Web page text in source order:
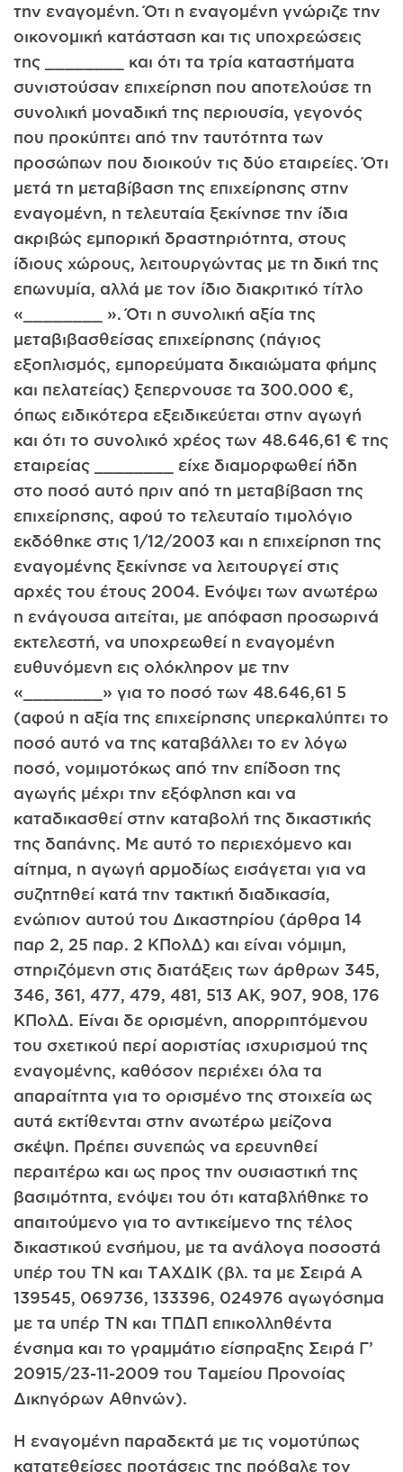
την εναγομένη. Ότι η εναγομένη γνώριζε την
οικονομική κατάσταση και τις υποχρεώσεις
της ________ και ότι τα τρία καταστήματα
συνιστούσαν επιχείρηση που αποτελούσε τη
συνολική μοναδική της περιουσία, γεγονός
που προκύπτει από την ταυτότητα των
προσώπων που διοικούν τις δύο εταιρείες. Ότι
μετά τη μεταβίβαση της επιχείρησης στην
εναγομένη, η τελευταία ξεκίνησε την ίδια
ακριβώς εμπορική δραστηριότητα, στους
ίδιους χώρους, λειτουργώντας με τη δική της
επωνυμία, αλλά με τον ίδιο διακριτικό τίτλο
«________ ». Ότι η συνολική αξία της
μεταβιβασθείσας επιχείρησης (πάγιος
εξοπλισμός, εμπορεύματα δικαιώματα φήμης
και πελατείας) ξεπερνουσε τα 300.000 €,
όπως ειδικότερα εξειδικεύεται στην αγωγή
και ότι το συνολικό χρέος των 48.646,61 € της
εταιρείας ________ είχε διαμορφωθεί ήδη
στο ποσό αυτό πριν από τη μεταβίβαση της
επιχείρησης, αφού το τελευταίο τιμολόγιο
εκδόθηκε στις 1/12/2003 και η επιχείρηση της
εναγομένης ξεκίνησε να λειτουργεί στις
αρχές του έτους 2004. Ενόψει των ανωτέρω
η ενάγουσα αιτείται, με απόφαση προσωρινά
εκτελεστή, να υποχρεωθεί η εναγομένη
ευθυνόμενη εις ολόκληρον με την
«________» για το ποσό των 48.646,61 5
(αφού η αξία της επιχείρησης υπερκαλύπτει το
ποσό αυτό να της καταβάλλει το εν λόγω
ποσό, νομιμοτόκως από την επίδοση της
αγωγής μέχρι την εξόφληση και να
καταδικασθεί στην καταβολή της δικαστικής
της δαπάνης. Με αυτό το περιεχόμενο και
αίτημα, η αγωγή αρμοδίως εισάγεται για να
συζητηθεί κατά την τακτική διαδικασία,
ενώπιον αυτού του Δικαστηρίου (άρθρα 14
παρ 2, 25 παρ. 2 ΚΠολΔ) και είναι νόμιμη,
στηριζόμενη στις διατάξεις των άρθρων 345,
346, 361, 477, 479, 481, 513 ΑΚ, 907, 908, 176
ΚΠολΔ. Είναι δε ορισμένη, απορριπτόμενου
του σχετικού περί αοριστίας ισχυρισμού της
εναγομένης, καθόσον περιέχει όλα τα
απαραίτητα για το ορισμένο της στοιχεία ως
αυτά εκτίθενται στην ανωτέρω μείζονα
σκέψη. Πρέπει συνεπώς να ερευνηθεί
περαιτέρω και ως προς την ουσιαστική της
βασιμότητα, ενόψει του ότι καταβλήθηκε το
απαιτούμενο για το αντικείμενο της τέλος
δικαστικού ενσήμου, με τα ανάλογα ποσοστά
υπέρ του ΤΝ και ΤΑΧΔΙΚ (βλ. τα με Σειρά A
139545, 069736, 133396, 024976 αγωγόσημα
με τα υπέρ ΤΝ και ΤΠΔΠ επικολληθέντα
ένσημα και το γραμμάτιο είσπραξης Σειρά Γ’
20915/23-11-2009 του Ταμείου Προνοίας
Δικηγόρων Αθηνών).
Η εναγομένη παραδεκτά με τις νομοτύπως
κατατεθείσες προτάσεις της πρόβαλε τον